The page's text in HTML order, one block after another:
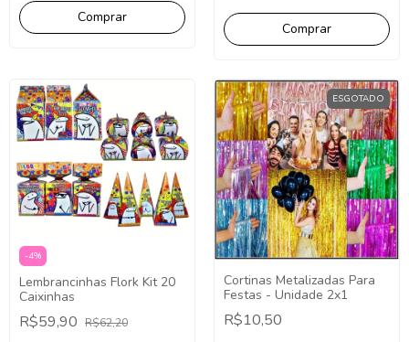
-4%
Lembrancinhas Flork Kit 20
Caixinhas
R$59,90 R$62,20
ESGOTADO
Cortinas Metalizadas Para
Festas - Unidade 2x1
R$10,50